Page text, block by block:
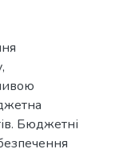
Бюджетні